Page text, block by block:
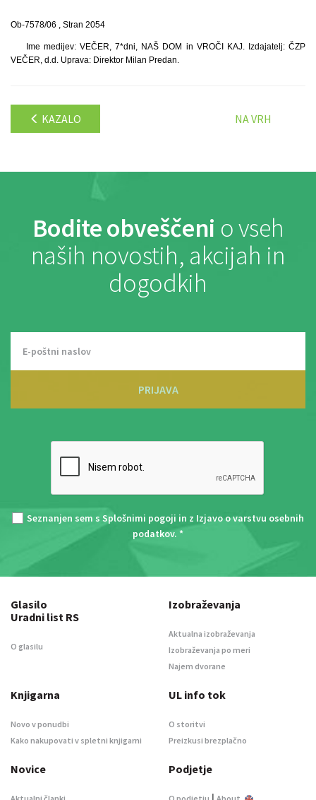
Ob-7578/06 , Stran 2054
Ime medijev: VEČER, 7*dni, NAŠ DOM in VROČI KAJ. Izdajatelj: ČZP
VEČER, d.d. Uprava: Direktor Milan Predan.
KAZALO NA VRH
Bodite obveščeni o vseh
naših novostih, akcijah in
dogodkih
PRIJAVA
Seznanjen sem s Splošnimi pogoji in z Izjavo o varstvu osebnih
podatkov. *
Glasilo
Uradni list RS
O glasilu
Izobraževanja
Aktualna izobraževanja
Izobraževanja po meri
Najem dvorane
Knjigarna
Novo v ponudbi
Kako nakupovati v spletni knjigarni
UL info tok
O storitvi
Preizkusi brezplačno
Novice Podjetje